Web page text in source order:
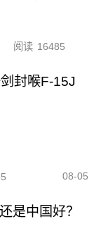
阅读 16485
封喉F-15J
08-05
是中国好？